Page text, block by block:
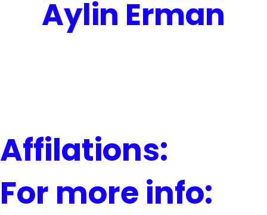
Aylin Erman
Affilations:
For more info: